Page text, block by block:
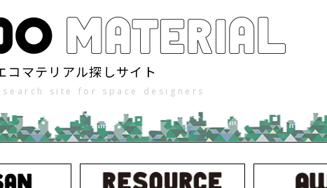
コマテリアル探しサイト
site for space designers